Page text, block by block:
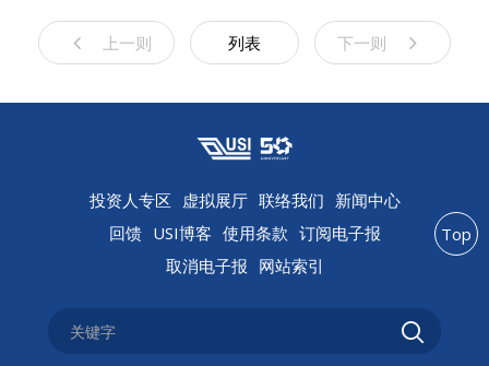
上一则 列表 下一则
投资人专区 虚拟展厅 联络我们 新闻中心
回馈 USI博客 使用条款 订阅电子报
取消电子报 网站索引
Top